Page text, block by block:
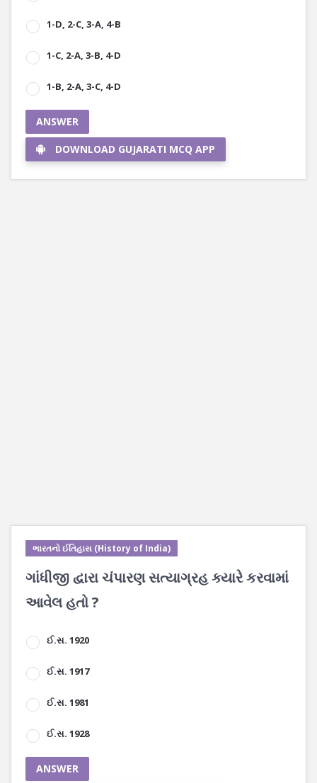
1-D, 2-C, 3-A, 4-B
1-C, 2-A, 3-B, 4-D
1-B, 2-A, 3-C, 4-D
ANSWER
DOWNLOAD GUJARATI MCQ APP
ભારતનો ઈતિહાસ (History of India)
ગાંધીજી દ્વારા ચંપારણ સત્યાગ્રહ ક્યારે કરવામાં
આવેલ હતો ?
ઈ.સ. 1920
ઈ.સ. 1917
ઈ.સ. 1981
ઈ.સ. 1928
ANSWER